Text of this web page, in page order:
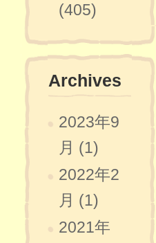
(405)
Archives
2023年9
月 (1)
2022年2
月 (1)
2021年